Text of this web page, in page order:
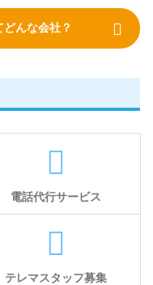
んな会社？
電話代行サービス
テレマスタッフ募集